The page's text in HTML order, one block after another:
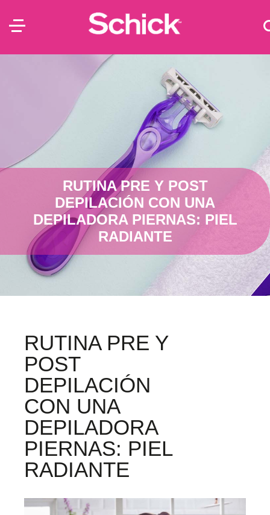
RUTINA PRE Y POST
DEPILACIÓN CON UNA
DEPILADORA PIERNAS: PIEL
RADIANTE
RUTINA PRE Y
POST
DEPILACIÓN
CON UNA
DEPILADORA
PIERNAS: PIEL
RADIANTE